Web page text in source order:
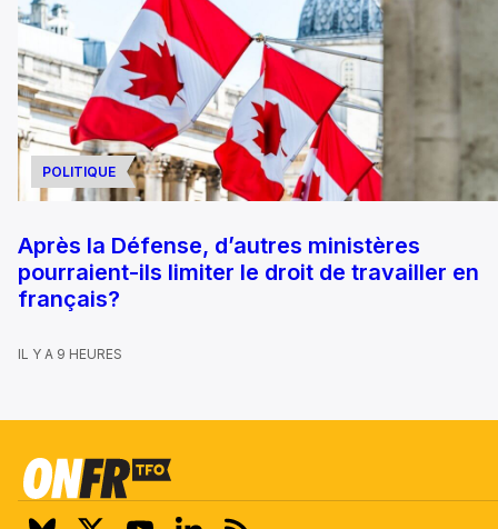
POLITIQUE
Après la Défense, d’autres ministères
pourraient-ils limiter le droit de travailler en
français?
IL Y A 9 HEURES